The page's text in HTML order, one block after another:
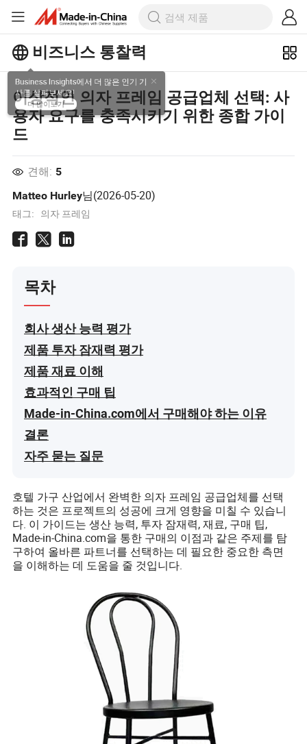
비즈니스 통찰력
Business Insights에서 더 많은 인기 기
사를 살펴보세요!
더 많이보기
이상적인 의자 프레임 공급업체 선택: 사
용자 요구를 충족시키기 위한 종합 가이
드
견해: 5
Matteo Hurley님(2026-05-20)
태그: 의자 프레임
목차
회사 생산 능력 평가
제품 투자 잠재력 평가
제품 재료 이해
효과적인 구매 팁
Made-in-China.com에서 구매해야 하는 이유
결론
자주 묻는 질문
호텔 가구 산업에서 완벽한 의자 프레임 공급업체를 선택
하는 것은 프로젝트의 성공에 크게 영향을 미칠 수 있습니
다. 이 가이드는 생산 능력, 투자 잠재력, 재료, 구매 팁,
Made-in-China.com을 통한 구매의 이점과 같은 주제를 탐
구하여 올바른 파트너를 선택하는 데 필요한 중요한 측면
을 이해하는 데 도움을 줄 것입니다.